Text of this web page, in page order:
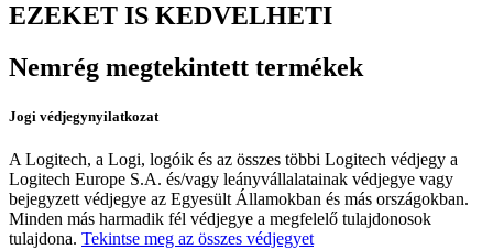
EZEKET IS KEDVELHETI
Nemrég megtekintett termékek
Jogi védjegynyilatkozat
A Logitech, a Logi, logóik és az összes többi Logitech védjegy a
Logitech Europe S.A. és/vagy leányvállalatainak védjegye vagy
bejegyzett védjegye az Egyesült Államokban és más országokban.
Minden más harmadik fél védjegye a megfelelő tulajdonosok
tulajdona. Tekintse meg az összes védjegyet